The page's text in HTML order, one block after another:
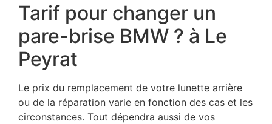
Tarif pour changer un
pare-brise BMW ? à Le
Peyrat
Le prix du remplacement de votre lunette arrière
ou de la réparation varie en fonction des cas et les
circonstances. Tout dépendra aussi de vos